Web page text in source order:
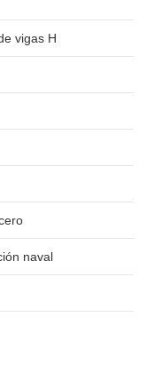
vigas H
naval